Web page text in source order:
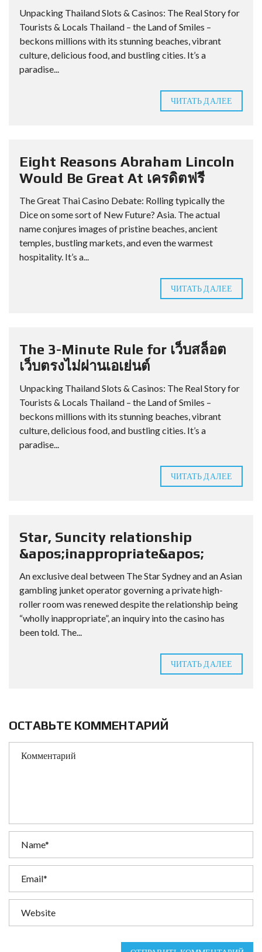
Unpacking Thailand Slots & Casinos: The Real Story for
Tourists & Locals Thailand – the Land of Smiles –
beckons millions with its stunning beaches, vibrant
culture, delicious food, and bustling cities. It’s a
paradise...
ЧИТАТЬ ДАЛЕЕ
Eight Reasons Abraham Lincoln
Would Be Great At เครดิตฟรี
The Great Thai Casino Debate: Rolling typically the
Dice on some sort of New Future? Asia. The actual
name conjures images of pristine beaches, ancient
temples, bustling markets, and even the warmest
hospitality. It’s a...
ЧИТАТЬ ДАЛЕЕ
The 3-Minute Rule for เว็บสล็อต
เว็บตรงไม่ผ่านเอเย่นต์
Unpacking Thailand Slots & Casinos: The Real Story for
Tourists & Locals Thailand – the Land of Smiles –
beckons millions with its stunning beaches, vibrant
culture, delicious food, and bustling cities. It’s a
paradise...
ЧИТАТЬ ДАЛЕЕ
Star, Suncity relationship
&apos;inappropriate&apos;
An exclusive deal between The Star Sydney and an Asian
gambling junket operator governing a private high-
roller room was renewed despite the relationship being
“wholly inappropriate”, an inquiry into the casino has
been told. The...
ЧИТАТЬ ДАЛЕЕ
ОСТАВЬТЕ КОММЕНТАРИЙ